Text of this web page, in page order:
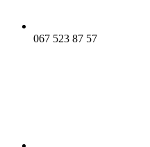
067 523 87 57